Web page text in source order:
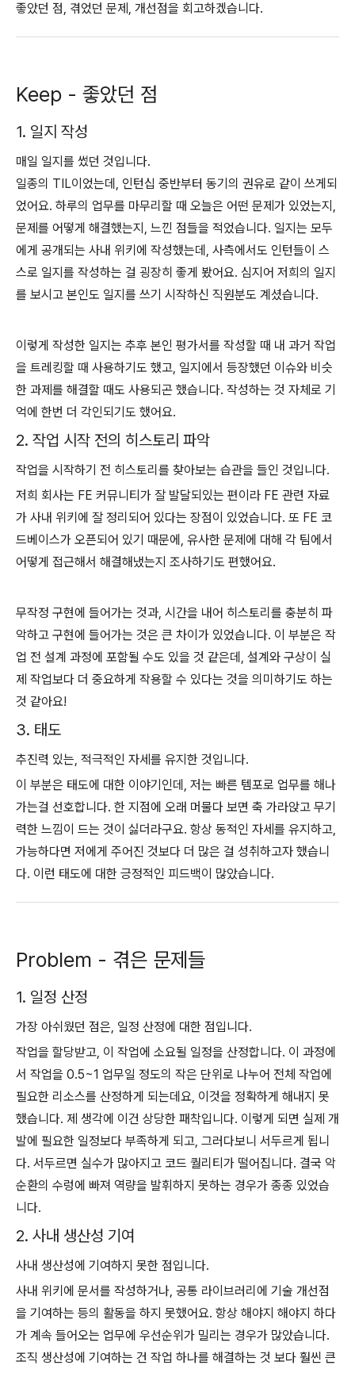
좋았던 점, 겪었던 문제, 개선점을 회고하겠습니다.
Keep - 좋았던 점
1. 일지 작성
매일 일지를 썼던 것입니다.
일종의 TIL이었는데, 인턴십 중반부터 동기의 권유로 같이 쓰게되
었어요. 하루의 업무를 마무리할 때 오늘은 어떤 문제가 있었는지,
문제를 어떻게 해결했는지, 느낀 점들을 적었습니다. 일지는 모두
에게 공개되는 사내 위키에 작성했는데, 사측에서도 인턴들이 스
스로 일지를 작성하는 걸 굉장히 좋게 봤어요. 심지어 저희의 일지
를 보시고 본인도 일지를 쓰기 시작하신 직원분도 계셨습니다.
이렇게 작성한 일지는 추후 본인 평가서를 작성할 때 내 과거 작업
을 트레킹할 때 사용하기도 했고, 일지에서 등장했던 이슈와 비슷
한 과제를 해결할 때도 사용되곤 했습니다. 작성하는 것 자체로 기
억에 한번 더 각인되기도 했어요.
2. 작업 시작 전의 히스토리 파악
작업을 시작하기 전 히스토리를 찾아보는 습관을 들인 것입니다.
저희 회사는 FE 커뮤니티가 잘 발달되있는 편이라 FE 관련 자료
가 사내 위키에 잘 정리되어 있다는 장점이 있었습니다. 또 FE 코
드베이스가 오픈되어 있기 때문에, 유사한 문제에 대해 각 팀에서
어떻게 접근해서 해결해냈는지 조사하기도 편했어요.
무작정 구현에 들어가는 것과, 시간을 내어 히스토리를 충분히 파
악하고 구현에 들어가는 것은 큰 차이가 있었습니다. 이 부분은 작
업 전 설계 과정에 포함될 수도 있을 것 같은데, 설계와 구상이 실
제 작업보다 더 중요하게 작용할 수 있다는 것을 의미하기도 하는
것 같아요!
3. 태도
추진력 있는, 적극적인 자세를 유지한 것입니다.
이 부분은 태도에 대한 이야기인데, 저는 빠른 템포로 업무를 해나
가는걸 선호합니다. 한 지점에 오래 머물다 보면 축 가라앉고 무기
력한 느낌이 드는 것이 싫더라구요. 항상 동적인 자세를 유지하고,
가능하다면 저에게 주어진 것보다 더 많은 걸 성취하고자 했습니
다. 이런 태도에 대한 긍정적인 피드백이 많았습니다.
Problem - 겪은 문제들
1. 일정 산정
가장 아쉬웠던 점은, 일정 산정에 대한 점입니다.
작업을 할당받고, 이 작업에 소요될 일정을 산정합니다. 이 과정에
서 작업을 0.5~1 업무일 정도의 작은 단위로 나누어 전체 작업에
필요한 리소스를 산정하게 되는데요, 이것을 정확하게 해내지 못
했습니다. 제 생각에 이건 상당한 패착입니다. 이렇게 되면 실제 개
발에 필요한 일정보다 부족하게 되고, 그러다보니 서두르게 됩니
다. 서두르면 실수가 많아지고 코드 퀄리티가 떨어집니다. 결국 악
순환의 수렁에 빠져 역량을 발휘하지 못하는 경우가 종종 있었습
니다.
2. 사내 생산성 기여
사내 생산성에 기여하지 못한 점입니다.
사내 위키에 문서를 작성하거나, 공통 라이브러리에 기술 개선점
을 기여하는 등의 활동을 하지 못했어요. 항상 해야지 해야지 하다
가 계속 들어오는 업무에 우선순위가 밀리는 경우가 많았습니다.
조직 생산성에 기여하는 건 작업 하나를 해결하는 것 보다 훨씬 큰